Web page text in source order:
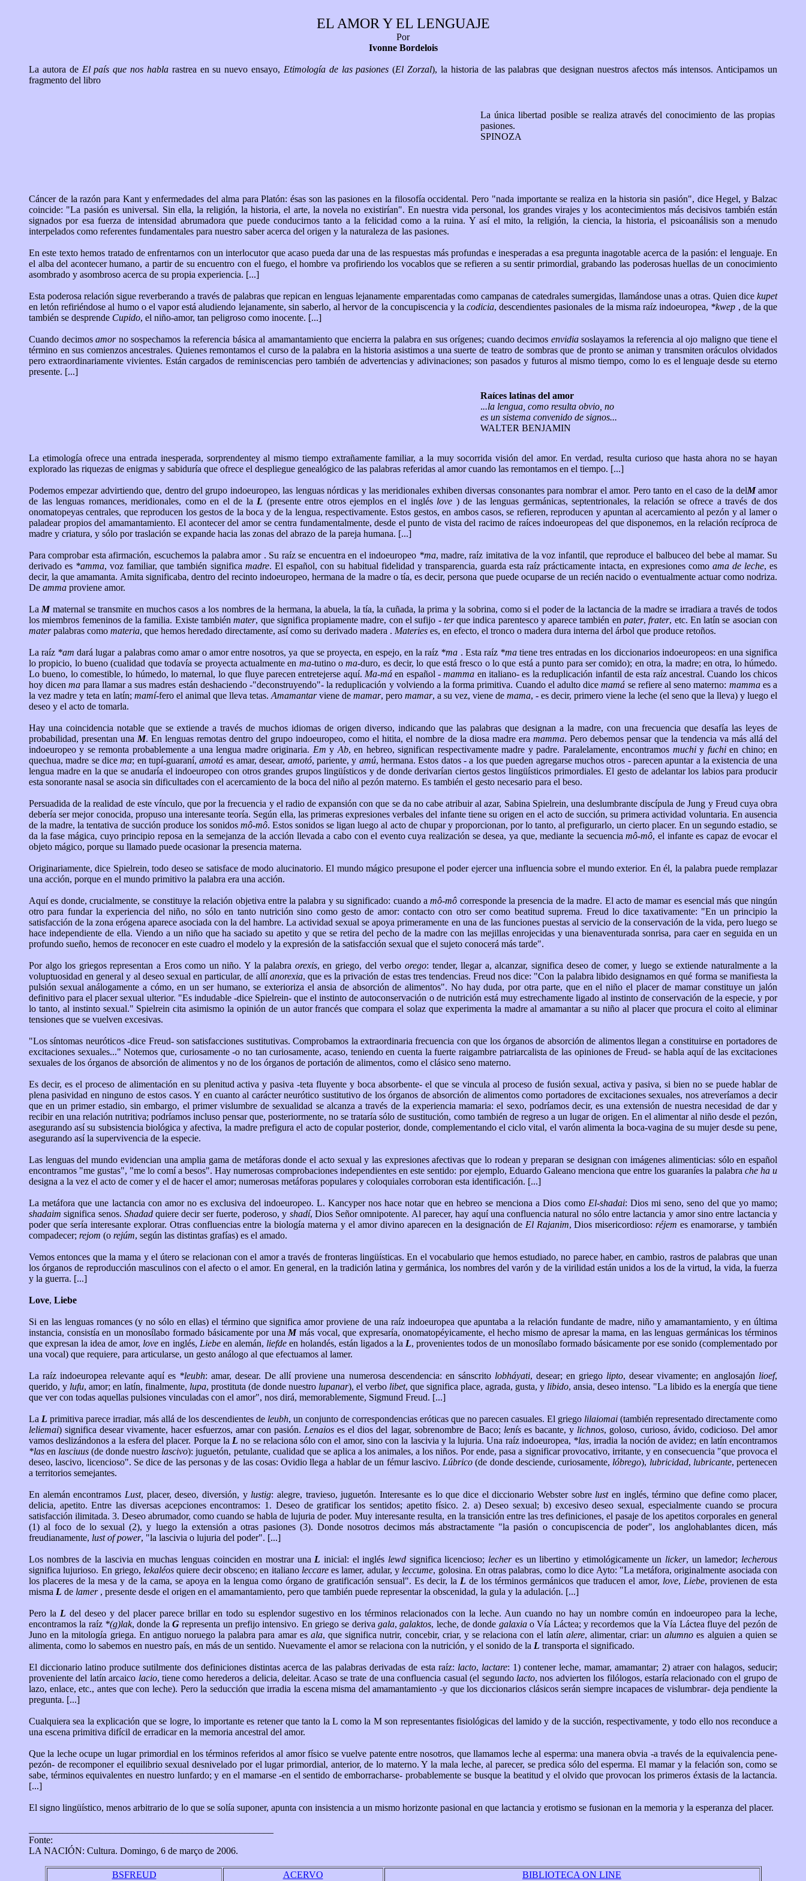
EL AMOR Y EL LENGUAJE
Por
Ivonne Bordelois
La autora de El país que nos hablarastrea en su nuevo ensayo, Etimología de las pasiones (El Zorzal), la historia de las palabras que designan nuestros afectos más intensos. Anticipamos un
fragmento del libro
La única libertad posible se realiza através del conocimiento de las propias
pasiones.
SPINOZA
Cáncer de la razón para Kant y enfermedades del alma para Platón: ésas son las pasiones en la filosofía occidental. Pero "nada importante se realiza en la historia sin pasión", dice Hegel, y Balzac
coincide: "La pasión es universal. Sin ella, la religión, la historia, el arte, la novela no existirían". En nuestra vida personal, los grandes virajes y los acontecimientos más decisivos también están
signados por esa fuerza de intensidad abrumadora que puede conducirnos tanto a la felicidad como a la ruina. Y así el mito, la religión, la ciencia, la historia, el psicoanálisis son a menudo
interpelados como referentes fundamentales para nuestro saber acerca del origen y la naturaleza de las pasiones.
En este texto hemos tratado de enfrentarnos con un interlocutor que acaso pueda dar una de las respuestas más profundas e inesperadas a esa pregunta inagotable acerca de la pasión: el lenguaje. En
el alba del acontecer humano, a partir de su encuentro con el fuego, el hombre va profiriendo los vocablos que se refieren a su sentir primordial, grabando las poderosas huellas de un conocimiento
asombrado y asombroso acerca de su propia experiencia. [...]
Esta poderosa relación sigue reverberando a través de palabras que repican en lenguas lejanamente emparentadas como campanas de catedrales sumergidas, llamándose unas a otras. Quien dice kupet
en letón refiriéndose al humo o el vapor está aludiendo lejanamente, sin saberlo, al hervor de la concupiscencia y lacodicia, descendientes pasionales de la misma raíz indoeuropea, *kwep , de la que
también se desprende Cupido, el niño-amor, tan peligroso como inocente. [...]
Cuando decimos amorno sospechamos la referencia básica al amamantamiento que encierra la palabra en sus orígenes; cuando decimos envidiasoslayamos la referencia al ojo maligno que tiene el
término en sus comienzos ancestrales. Quienes remontamos el curso de la palabra en la historia asistimos a una suerte de teatro de sombras que de pronto se animan y transmiten oráculos olvidados
pero extraordinariamente vivientes. Están cargados de reminiscencias pero también de advertencias y adivinaciones; son pasados y futuros al mismo tiempo, como lo es el lenguaje desde su eterno
presente. [...]
Raíces latinas del amor
...la lengua, como resulta obvio, no
es un sistema convenido de signos...
WALTER BENJAMIN
La etimología ofrece una entrada inesperada, sorprendentey al mismo tiempo extrañamente familiar, a la muy socorrida visión del amor. En verdad, resulta curioso que hasta ahora no se hayan
explorado las riquezas de enigmas y sabiduría que ofrece el despliegue genealógico de las palabras referidas al amor cuando las remontamos en el tiempo. [...]
Podemos empezar advirtiendo que, dentro del grupo indoeuropeo, las lenguas nórdicas y las meridionales exhiben diversas consonantes para nombrar el amor. Pero tanto en el caso de la delMamor
de las lenguas romances, meridionales, como en el de la L (presente entre otros ejemplos en el inglés love ) de las lenguas germánicas, septentrionales, la relación se ofrece a través de dos
onomatopeyas centrales, que reproducen los gestos de la boca y de la lengua, respectivamente. Estos gestos, en ambos casos, se refieren, reproducen y apuntan al acercamiento al pezón y al lamer o
paladear propios del amamantamiento. El acontecer del amor se centra fundamentalmente, desde el punto de vista del racimo de raíces indoeuropeas del que disponemos, en la relación recíproca de
madre y criatura, y sólo por traslación se expande hacia las zonas del abrazo de la pareja humana. [...]
Para comprobar esta afirmación, escuchemos la palabra amor . Su raíz se encuentra en el indoeuropeo *ma, madre, raíz imitativa de la voz infantil, que reproduce el balbuceo del bebe al mamar. Su
derivado es *amma, voz familiar, que también significa madre. El español, con su habitual fidelidad y transparencia, guarda esta raíz prácticamente intacta, en expresiones como ama de leche, es
decir, la que amamanta. Amita significaba, dentro del recinto indoeuropeo, hermana de la madre o tía, es decir, persona que puede ocuparse de un recién nacido o eventualmente actuar como nodriza.
De amma proviene amor.
La Mmaternal se transmite en muchos casos a los nombres de la hermana, la abuela, la tía, la cuñada, la prima y la sobrina, como si el poder de la lactancia de la madre se irradiara a través de todos
los miembros femeninos de la familia. Existe tambiénmater, que significa propiamente madre, con el sufijo - terque indica parentesco y aparece también enpater,frater, etc. En latín se asocian con
materpalabras como materia, que hemos heredado directamente, así como su derivado madera . Materies es, en efecto, el tronco o madera dura interna del árbol que produce retoños.
La raíz *am dará lugar a palabras como amar o amor entre nosotros, ya que se proyecta, en espejo, en la raíz *ma . Esta raíz *matiene tres entradas en los diccionarios indoeuropeos: en una significa
lo propicio, lo bueno (cualidad que todavía se proyecta actualmente en ma-tutino oma-duro, es decir, lo que está fresco o lo que está a punto para ser comido); en otra, la madre; en otra, lo húmedo.
Lo bueno, lo comestible, lo húmedo, lo maternal, lo que fluye parecen entretejerse aquí. Ma-máen español -mamma en italiano- es la reduplicación infantil de esta raíz ancestral. Cuando los chicos
hoy dicenma para llamar a sus madres están deshaciendo -"deconstruyendo"- la reduplicación y volviendo a la forma primitiva. Cuando el adulto dicemamá se refiere al seno materno: mammaes a
la vez madre y teta en latín; mamí-fero el animal que lleva tetas. Amamantarviene de mamar, pero mamar, a su vez, viene de mama, - es decir, primero viene la leche (el seno que la lleva) y luego el
deseo y el acto de tomarla.
Hay una coincidencia notable que se extiende a través de muchos idiomas de origen diverso, indicando que las palabras que designan a la madre, con una frecuencia que desafía las leyes de
probabilidad, presentan una M. En lenguas remotas dentro del grupo indoeuropeo, como el hitita, el nombre de la diosa madre era mamma. Pero debemos pensar que la tendencia va más allá del
indoeuropeo y se remonta probablemente a una lengua madre originaria. Em y Ab, en hebreo, significan respectivamente madre y padre. Paralelamente, encontramos muchiy fuchien chino; en
quechua, madre se dicema; en tupí-guaraní,amotá es amar, desear, amotó, pariente, y amú, hermana. Estos datos - a los que pueden agregarse muchos otros - parecen apuntar a la existencia de una
lengua madre en la que se anudaría el indoeuropeo con otros grandes grupos lingüísticos y de donde derivarían ciertos gestos lingüísticos primordiales. El gesto de adelantar los labios para producir
esta sonorante nasal se asocia sin dificultades con el acercamiento de la boca del niño al pezón materno. Es también el gesto necesario para el beso.
Persuadida de la realidad de este vínculo, que por la frecuencia y el radio de expansión con que se da no cabe atribuir al azar, Sabina Spielrein, una deslumbrante discípula de Jung y Freud cuya obra
debería ser mejor conocida, propuso una interesante teoría. Según ella, las primeras expresiones verbales del infante tiene su origen en el acto de succión, su primera actividad voluntaria. En ausencia
de la madre, la tentativa de succión produce los sonidosmô-mô. Estos sonidos se ligan luego al acto de chupar y proporcionan, por lo tanto, al prefigurarlo, un cierto placer. En un segundo estadio, se
da la fase mágica, cuyo principio reposa en la semejanza de la acción llevada a cabo con el evento cuya realización se desea, ya que, mediante la secuenciamô-mô, el infante es capaz de evocar el
objeto mágico, porque su llamado puede ocasionar la presencia materna.
Originariamente, dice Spielrein, todo deseo se satisface de modo alucinatorio. El mundo mágico presupone el poder ejercer una influencia sobre el mundo exterior. En él, la palabra puede remplazar
una acción, porque en el mundo primitivo la palabra era una acción.
Aquí es donde, crucialmente, se constituye la relación objetiva entre la palabra y su significado: cuando amô-mô corresponde la presencia de la madre. El acto de mamar es esencial más que ningún
otro para fundar la experiencia del niño, no sólo en tanto nutrición sino como gesto de amor: contacto con otro ser como beatitud suprema. Freud lo dice taxativamente: "En un principio la
satisfacción de la zona erógena aparece asociada con la del hambre. La actividad sexual se apoya primeramente en una de las funciones puestas al servicio de la conservación de la vida, pero luego se
hace independiente de ella. Viendo a un niño que ha saciado su apetito y que se retira del pecho de la madre con las mejillas enrojecidas y una bienaventurada sonrisa, para caer en seguida en un
profundo sueño, hemos de reconocer en este cuadro el modelo y la expresión de la satisfacción sexual que el sujeto conocerá más tarde".
Por algo los griegos representan a Eros como un niño. Y la palabra orexis, en griego, del verbo orego: tender, llegar a, alcanzar, significa deseo de comer, y luego se extiende naturalmente a la
voluptuosidad en general y al deseo sexual en particular, de allíanorexia, que es la privación de estas tres tendencias. Freud nos dice: "Con la palabra libido designamos en qué forma se manifiesta la
pulsión sexual análogamente a cómo, en un ser humano, se exterioriza el ansia de absorción de alimentos". No hay duda, por otra parte, que en el niño el placer de mamar constituye un jalón
definitivo para el placer sexual ulterior. "Es indudable -dice Spielrein- que el instinto de autoconservación o de nutrición está muy estrechamente ligado al instinto de conservación de la especie, y por
lo tanto, al instinto sexual." Spielrein cita asimismo la opinión de un autor francés que compara el solaz que experimenta la madre al amamantar a su niño al placer que procura el coito al eliminar
tensiones que se vuelven excesivas.
"Los síntomas neuróticos -dice Freud- son satisfacciones sustitutivas. Comprobamos la extraordinaria frecuencia con que los órganos de absorción de alimentos llegan a constituirse en portadores de
excitaciones sexuales..." Notemos que, curiosamente -o no tan curiosamente, acaso, teniendo en cuenta la fuerte raigambre patriarcalista de las opiniones de Freud- se habla aquí de las excitaciones
sexuales de los órganos de absorción de alimentos y no de los órganos de portación de alimentos, como el clásico seno materno.
Es decir, es el proceso de alimentación en su plenitud activa y pasiva -teta fluyente y boca absorbente- el que se vincula al proceso de fusión sexual, activa y pasiva, si bien no se puede hablar de
plena pasividad en ninguno de estos casos. Y en cuanto al carácter neurótico sustitutivo de los órganos de absorción de alimentos como portadores de excitaciones sexuales, nos atreveríamos a decir
que en un primer estadio, sin embargo, el primer vislumbre de sexualidad se alcanza a través de la experiencia mamaria: el sexo, podríamos decir, es una extensión de nuestra necesidad de dar y
recibir en una relación nutritiva; podríamos incluso pensar que, posteriormente, no se trataría sólo de sustitución, como también de regreso a un lugar de origen. En el alimentar al niño desde el pezón,
asegurando así su subsistencia biológica y afectiva, la madre prefigura el acto de copular posterior, donde, complementando el ciclo vital, el varón alimenta la boca-vagina de su mujer desde su pene,
asegurando así la supervivencia de la especie.
Las lenguas del mundo evidencian una amplia gama de metáforas donde el acto sexual y las expresiones afectivas que lo rodean y preparan se designan con imágenes alimenticias: sólo en español
encontramos "me gustas", "me lo comí a besos". Hay numerosas comprobaciones independientes en este sentido: por ejemplo, Eduardo Galeano menciona que entre los guaraníes la palabra che ha u
designa a la vez el acto de comer y el de hacer el amor; numerosas metáforas populares y coloquiales corroboran esta identificación. [...]
La metáfora que une lactancia con amor no es exclusiva del indoeuropeo. L. Kancyper nos hace notar que en hebreo se menciona a Dios como El-shadai: Dios mi seno, seno del que yo mamo;
shadaim significa senos. Shadadquiere decir ser fuerte, poderoso, y shadí, Dios Señor omnipotente. Al parecer, hay aquí una confluencia natural no sólo entre lactancia y amor sino entre lactancia y
poder que sería interesante explorar. Otras confluencias entre la biología materna y el amor divino aparecen en la designación de El Rajanim, Dios misericordioso:réjem es enamorarse, y también
compadecer; rejom (o rejúm, según las distintas grafías) es el amado.
Vemos entonces que la mama y el útero se relacionan con el amor a través de fronteras lingüísticas. En el vocabulario que hemos estudiado, no parece haber, en cambio, rastros de palabras que unan
los órganos de reproducción masculinos con el afecto o el amor. En general, en la tradición latina y germánica, los nombres del varón y de la virilidad están unidos a los de la virtud, la vida, la fuerza
y la guerra. [...]
Love, Liebe
Si en las lenguas romances (y no sólo en ellas) el término que significa amor proviene de una raíz indoeuropea que apuntaba a la relación fundante de madre, niño y amamantamiento, y en última
instancia, consistía en un monosílabo formado básicamente por una Mmás vocal, que expresaría, onomatopéyicamente, el hecho mismo de apresar la mama, en las lenguas germánicas los términos
que expresan la idea de amor, love en inglés, Liebeen alemán, liefdeen holandés, están ligados a la L, provenientes todos de un monosílabo formado básicamente por ese sonido (complementado por
una vocal) que requiere, para articularse, un gesto análogo al que efectuamos al lamer.
La raíz indoeuropea relevante aquí es *leubh: amar, desear. De allí proviene una numerosa descendencia: en sánscrito lobháyati, desear; en griego lipto, desear vivamente; en anglosajón lioef,
querido, y lufu, amor; en latín, finalmente, lupa, prostituta (de donde nuestro lupanar), el verbo libet, que significa place, agrada, gusta, y libido, ansia, deseo intenso. "La libido es la energía que tiene
que ver con todas aquellas pulsiones vinculadas con el amor", nos dirá, memorablemente, Sigmund Freud. [...]
La L primitiva parece irradiar, más allá de los descendientes de leubh, un conjunto de correspondencias eróticas que no parecen casuales. El griego lilaiomai (también representado directamente como
leliemai) significa desear vivamente, hacer esfuerzos, amar con pasión. Lenaioses el dios del lagar, sobrenombre de Baco; leníses bacante, y lichnos, goloso, curioso, ávido, codicioso. Del amor
vamos deslizándonos a la esfera del placer. Porque la L no se relaciona sólo con el amor, sino con la lascivia y la lujuria. Una raíz indoeuropea, *las, irradia la noción de avidez; en latín encontramos
*las en lasciuus (de donde nuestro lascivo): juguetón, petulante, cualidad que se aplica a los animales, a los niños. Por ende, pasa a significar provocativo, irritante, y en consecuencia "que provoca el
deseo, lascivo, licencioso". Se dice de las personas y de las cosas: Ovidio llega a hablar de un fémur lascivo. Lúbrico (de donde desciende, curiosamente, lóbrego), lubricidad, lubricante, pertenecen
a territorios semejantes.
En alemán encontramos Lust, placer, deseo, diversión, y lustig: alegre, travieso, juguetón. Interesante es lo que dice el diccionario Webster sobre lusten inglés, término que define como placer,
delicia, apetito. Entre las diversas acepciones encontramos: 1. Deseo de gratificar los sentidos; apetito físico. 2. a) Deseo sexual; b) excesivo deseo sexual, especialmente cuando se procura
satisfacción ilimitada. 3. Deseo abrumador, como cuando se habla de lujuria de poder. Muy interesante resulta, en la transición entre las tres definiciones, el pasaje de los apetitos corporales en general
(1) al foco de lo sexual (2), y luego la extensión a otras pasiones (3). Donde nosotros decimos más abstractamente "la pasión o concupiscencia de poder", los anglohablantes dicen, más
freudianamente, lust of power, "la lascivia o lujuria del poder". [...]
Los nombres de la lascivia en muchas lenguas coinciden en mostrar una L inicial: el inglés lewd significa licencioso; lecheres un libertino y etimológicamente un licker, un lamedor; lecherous
significa lujurioso. En griego, lekaléos quiere decir obsceno; en italiano leccarees lamer, adular, y leccume, golosina. En otras palabras, como lo dice Ayto: "La metáfora, originalmente asociada con
los placeres de la mesa y de la cama, se apoya en la lengua como órgano de gratificación sensual". Es decir, la L de los términos germánicos que traducen el amor, love, Liebe, provienen de esta
misma L de lamer, presente desde el origen en el amamantamiento, pero que también puede representar la obscenidad, la gula y la adulación. [...]
Pero la L del deseo y del placer parece brillar en todo su esplendor sugestivo en los términos relacionados con la leche. Aun cuando no hay un nombre común en indoeuropeo para la leche,
encontramos la raíz *(g)lak, donde la G representa un prefijo intensivo. En griego se deriva gala,galaktos, leche, de donde galaxiao Vía Láctea; y recordemos que la Vía Láctea fluye del pezón de
Juno en la mitología griega. En antiguo noruego la palabra para amar es ala, que significa nutrir, concebir, criar, y se relaciona con el latín alere, alimentar, criar: unalumno es alguien a quien se
alimenta, como lo sabemos en nuestro país, en más de un sentido. Nuevamente el amor se relaciona con la nutrición, y el sonido de la L transporta el significado.
El diccionario latino produce sutilmente dos definiciones distintas acerca de las palabras derivadas de esta raíz: lacto, lactare: 1) contener leche, mamar, amamantar; 2) atraer con halagos, seducir;
proveniente del latín arcaico lacio, tiene como herederos a delicia, deleitar. Acaso se trate de una confluencia casual (el segundo lacto, nos advierten los filólogos, estaría relacionado con el grupo de
lazo, enlace, etc., antes que con leche). Pero la seducción que irradia la escena misma del amamantamiento -y que los diccionarios clásicos serán siempre incapaces de vislumbrar- deja pendiente la
pregunta. [...]
Cualquiera sea la explicación que se logre, lo importante es retener que tanto la L como la M son representantes fisiológicas del lamido y de la succión, respectivamente, y todo ello nos reconduce a
una escena primitiva difícil de erradicar en la memoria ancestral del amor.
Que la leche ocupe un lugar primordial en los términos referidos al amor físico se vuelve patente entre nosotros, que llamamos leche al esperma: una manera obvia -a través de la equivalencia pene-
pezón- de recomponer el equilibrio sexual desnivelado por el lugar primordial, anterior, de lo materno. Y la mala leche, al parecer, se predica sólo del esperma. El mamar y la felación son, como se
sabe, términos equivalentes en nuestro lunfardo; y en el mamarse -en el sentido de emborracharse- probablemente se busque la beatitud y el olvido que provocan los primeros éxtasis de la lactancia.
[...]
El signo lingüístico, menos arbitrario de lo que se solía suponer, apunta con insistencia a un mismo horizonte pasional en que lactancia y erotismo se fusionan en la memoria y la esperanza del placer.
Fonte:
LA NACIÓN: Cultura. Domingo, 6 de março de 2006.
BSFREUD ACERVO BIBLIOTECA ON LINE